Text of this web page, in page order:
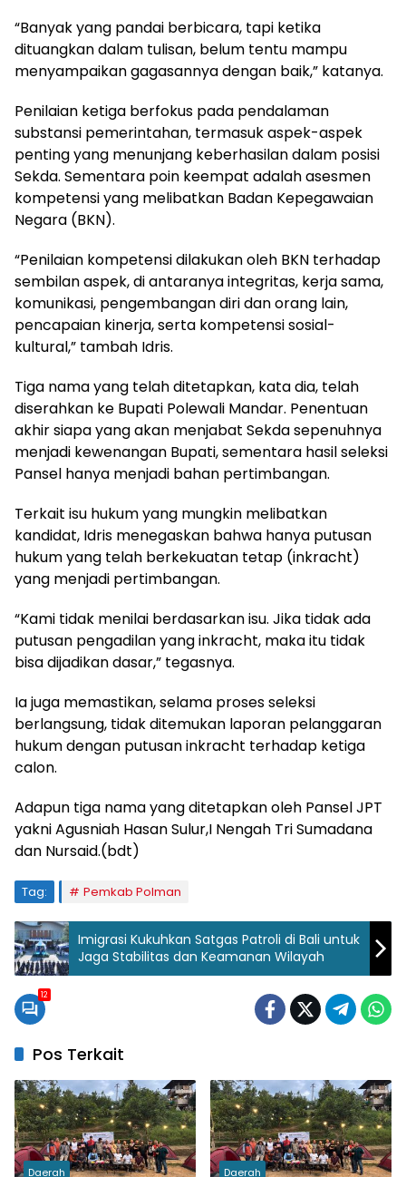
“Banyak yang pandai berbicara, tapi ketika
dituangkan dalam tulisan, belum tentu mampu
menyampaikan gagasannya dengan baik,” katanya.
Penilaian ketiga berfokus pada pendalaman
substansi pemerintahan, termasuk aspek-aspek
penting yang menunjang keberhasilan dalam posisi
Sekda. Sementara poin keempat adalah asesmen
kompetensi yang melibatkan Badan Kepegawaian
Negara (BKN).
“Penilaian kompetensi dilakukan oleh BKN terhadap
sembilan aspek, di antaranya integritas, kerja sama,
komunikasi, pengembangan diri dan orang lain,
pencapaian kinerja, serta kompetensi sosial-
kultural,” tambah Idris.
Tiga nama yang telah ditetapkan, kata dia, telah
diserahkan ke Bupati Polewali Mandar. Penentuan
akhir siapa yang akan menjabat Sekda sepenuhnya
menjadi kewenangan Bupati, sementara hasil seleksi
Pansel hanya menjadi bahan pertimbangan.
Terkait isu hukum yang mungkin melibatkan
kandidat, Idris menegaskan bahwa hanya putusan
hukum yang telah berkekuatan tetap (inkracht)
yang menjadi pertimbangan.
“Kami tidak menilai berdasarkan isu. Jika tidak ada
putusan pengadilan yang inkracht, maka itu tidak
bisa dijadikan dasar,” tegasnya.
Ia juga memastikan, selama proses seleksi
berlangsung, tidak ditemukan laporan pelanggaran
hukum dengan putusan inkracht terhadap ketiga
calon.
Adapun tiga nama yang ditetapkan oleh Pansel JPT
yakni Agusniah Hasan Sulur,I Nengah Tri Sumadana
dan Nursaid.(bdt)
Tag: Pemkab Polman
Imigrasi Kukuhkan Satgas Patroli di Bali untuk
Jaga Stabilitas dan Keamanan Wilayah
12
Pos Terkait
Daerah Daerah